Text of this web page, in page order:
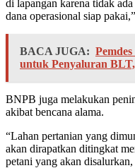
di lapangan karena tidak
dana operasional siap
BACA JUGA:
untuk Penyaluran
BNPB juga melakukan
akibat bencana alama.
“Lahan pertanian yang
akan dirapatkan ditingkat
petani yang akan